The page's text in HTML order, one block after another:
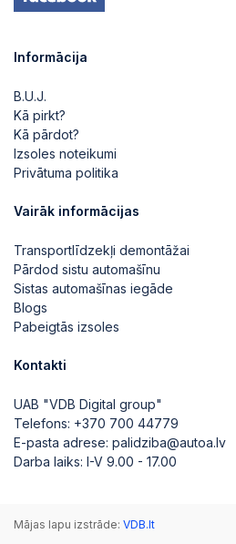
Informācija
B.U.J.
Kā pirkt?
Kā pārdot?
Izsoles noteikumi
Privātuma politika
Vairāk informācijas
Transportlīdzekļi demontāžai
Pārdod sistu automašīnu
Sistas automašīnas iegāde
Blogs
Pabeigtās izsoles
Kontakti
UAB "VDB Digital group"
Telefons: +370 700 44779
E-pasta adrese: palidziba@autoa.lv
Darba laiks: I-V 9.00 - 17.00
Mājas lapu izstrāde: VDB.lt